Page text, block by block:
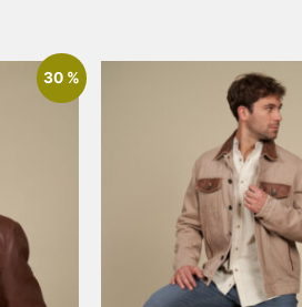
30 %